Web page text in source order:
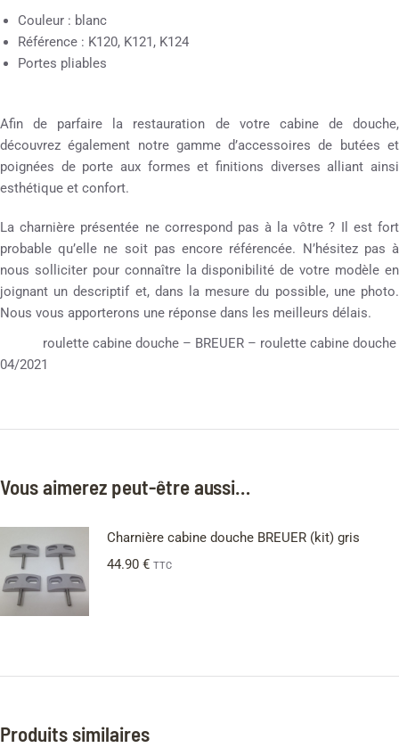
Couleur : blanc
Référence : K120, K121, K124
Portes pliables
Afin de parfaire la restauration de votre cabine de douche,
découvrez également notre gamme d’accessoires de butées et
poignées de porte aux formes et finitions diverses alliant ainsi
esthétique et confort.
La charnière présentée ne correspond pas à la vôtre ? Il est fort
probable qu’elle ne soit pas encore référencée. N’hésitez pas à
nous solliciter pour connaître la disponibilité de votre modèle en
joignant un descriptif et, dans la mesure du possible, une photo.
Nous vous apporterons une réponse dans les meilleurs délais.
roulette cabine douche – BREUER – roulette cabine douche
04/2021
Vous aimerez peut-être aussi…
Charnière cabine douche BREUER (kit) gris
44.90 € TTC
Produits similaires